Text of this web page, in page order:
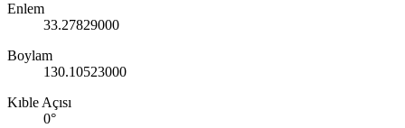
Enlem
33.27829000
Boylam
130.10523000
Kıble Açısı
0°